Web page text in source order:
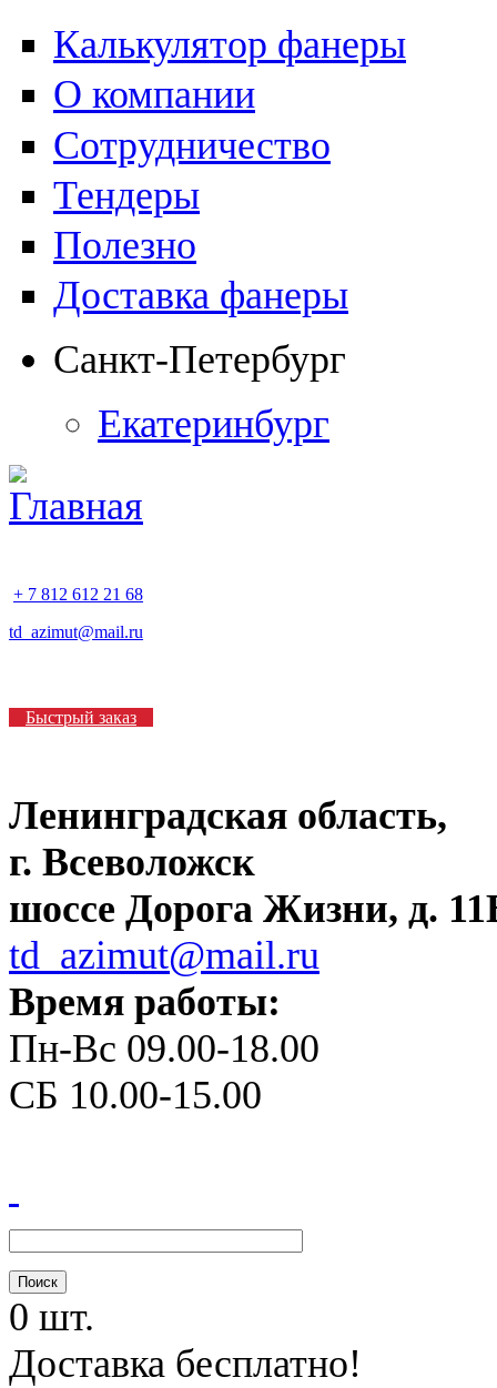
Калькулятор фанеры
О компании
Сотрудничество
Тендеры
Полезно
Доставка фанеры
Санкт-Петербург
Екатеринбург
+ 7 812 612 21 68
td_azimut@mail.ru
Быстрый заказ
Ленинградская область,
г. Всеволожск
шоссе Дорога Жизни, д.
td_azimut@mail.ru
Время работы:
Пн-Вс 09.00-18.00
СБ 10.00-15.00
0 шт.
Доставка бесплатно!